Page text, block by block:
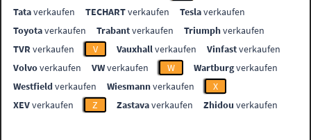
Tataverkaufen TECHARTverkaufen Teslaverkaufen
Toyotaverkaufen Trabantverkaufen Triumphverkaufen
TVR verkaufen V Vauxhallverkaufen Vinfastverkaufen
Volvoverkaufen VWverkaufen W Wartburgverkaufen
Westfieldverkaufen Wiesmannverkaufen
X
XEVverkaufen Z Zastavaverkaufen Zhidou verkaufen